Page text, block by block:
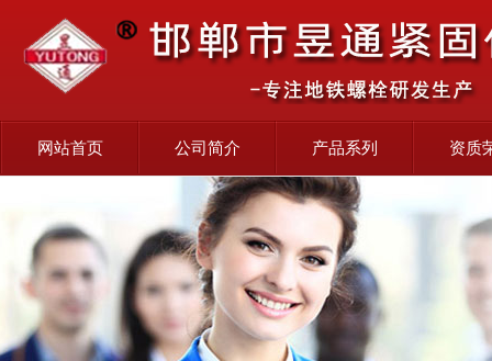
网站首页 公司简介 产品系列 资质